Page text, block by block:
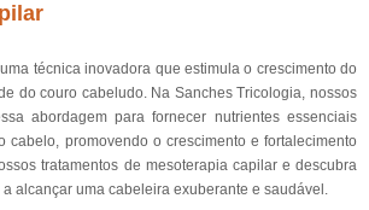
técnica inovadora que estimula o crescimento do
do couro cabeludo. Na Sanches Tricologia, nossos
abordagem para fornecer nutrientes essenciais
cabelo, promovendo o crescimento e fortalecimento
tratamentos de mesoterapia capilar e descubra
alcançar uma cabeleira exuberante e saudável.